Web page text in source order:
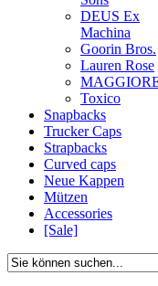
DEUS Ex
Machina
Goorin Bros.
Lauren Rose
Toxico
Snapbacks
Trucker Caps
Strapbacks
Curved caps
Neue Kappen
Mützen
Accessories
[Sale]